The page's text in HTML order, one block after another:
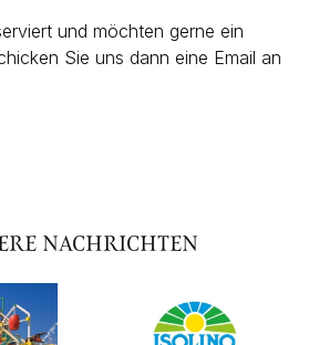
und möchten gerne ein
Sie uns dann eine Email an
NACHRICHTEN